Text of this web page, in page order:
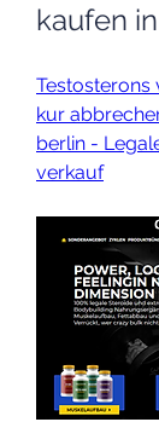
kaufen
Testosterons
kur
berlin -
verkauf